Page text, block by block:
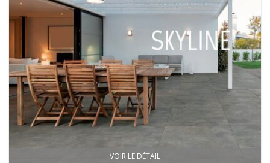
VOIR LE DÉTAIL